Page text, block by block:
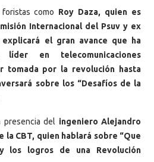
como Roy Daza, quien es
Internacional del Psuv y ex
el gran avance que ha
en telecomunicaciones
tomada por la revolución hasta
sobre los “Desafíos de la
presencia del ingeniero Alejandro
la CBT, quien hablará sobre “Que
los logros de una Revolución